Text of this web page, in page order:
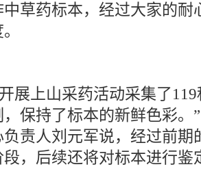
草药标本，经过大家的耐
展上山采药活动采集了
保持了标本的新鲜色彩。
责人刘元军说，经过前期
，后续还将对标本进行鉴